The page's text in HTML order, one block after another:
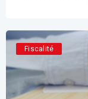
Fiscalité